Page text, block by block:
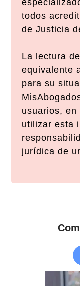
todos
de Justicia
La lectura
equivalente
para su
usuarios, en
utilizar esta
jurídica de